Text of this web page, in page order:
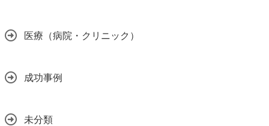
医療（病院・クリニック）
成功事例
未分類